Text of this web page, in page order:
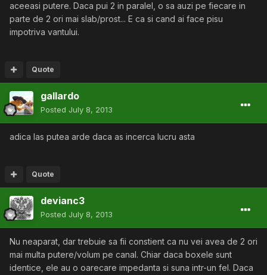
aceeasi putere. Daca pui 2 in paralel, o sa auzi pe fiecare in
parte de 2 ori mai slab/prost... E ca si cand ai face pisu
impotriva vantului.
Quote
gallardo
Posted July 8, 2013
adica las putea arde daca as incerca lucru asta
Quote
devianc3
Posted July 8, 2013
Nu neaparat, dar trebuie sa fii constient ca nu vei avea de 2 ori
mai multa putere/volum pe canal. Chiar daca boxele sunt
identice, ele au o oarecare impedanta si suna intr-un fel. Daca